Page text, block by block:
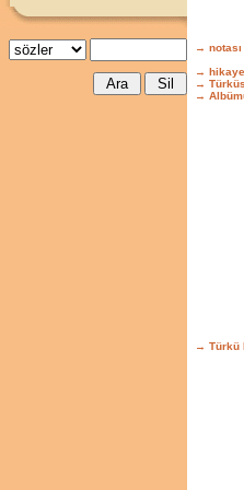
→ notası
→
→
→
→ Türkü